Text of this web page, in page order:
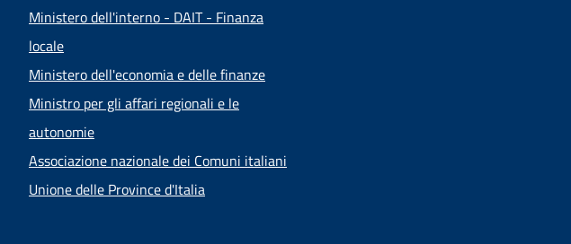
Ministero dell'interno - DAIT - Finanza
locale
Ministero dell'economia e delle finanze
Ministro per gli affari regionali e le
autonomie
Associazione nazionale dei Comuni italiani
Unione delle Province d'Italia